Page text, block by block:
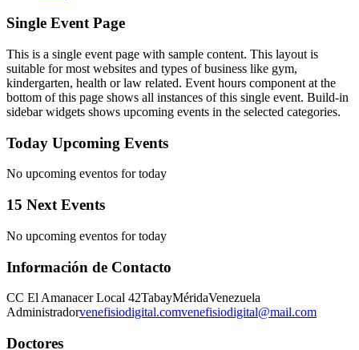
Single Event Page
This is a single event page with sample content. This layout is
suitable for most websites and types of business like gym,
kindergarten, health or law related. Event hours component at the
bottom of this page shows all instances of this single event. Build-in
sidebar widgets shows upcoming events in the selected categories.
Today Upcoming Events
No upcoming eventos for today
15 Next Events
No upcoming eventos for today
Información de Contacto
CC El Amanacer Local 42TabayMéridaVenezuela
Administradorvenefisiodigital.comvenefisiodigital@mail.com
Doctores